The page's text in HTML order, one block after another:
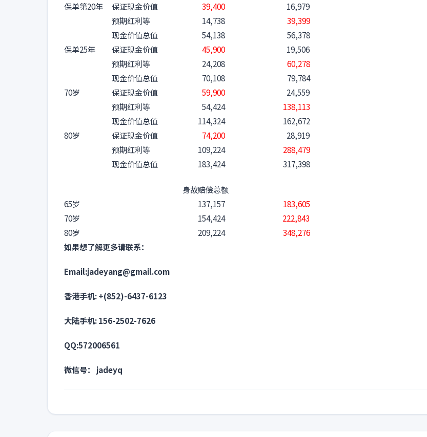
保单第20年
保证现金价值 39,400
16,979
预期红利等
14,738
39,399
现金价值总值
54,138
56,378
保单25年
保证现金价值 45,900
19,506
预期红利等
24,208
60,278
现金价值总值
70,108
79,784
70岁
保证现金价值 59,900
24,559
预期红利等
54,424
138,113
现金价值总值
114,324
162,672
80岁
保证现金价值 74,200
28,919
预期红利等
109,224
288,479
现金价值总值
183,424 317,398
身故赔偿总额
65岁
137,157
183,605
70岁
154,424
222,843
80岁
209,224
348,276
如果想了解更多请联系：
Email:jadeyang@gmail.com
香港手机: +(852)-6437-6123
大陆手机: 156-2502-7626
QQ:572006561
微信号： jadeyq